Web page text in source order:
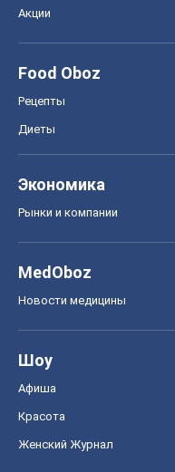
Акции
Food Oboz
Рецепты
Диеты
Экономика
Рынки и компании
MedOboz
Новости медицины
Шоу
Афиша
Красота
Женский Журнал